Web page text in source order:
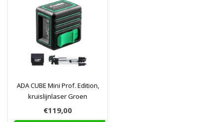
ADA CUBE Mini Prof. Edition,
kruislijnlaser Groen
€119,00